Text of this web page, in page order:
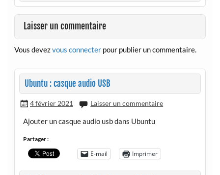
Laisser un commentaire
Vous devezvous connecterpour publier un commentaire.
Ubuntu : casque audio USB
4 février 2021 Laisser un commentaire
Ajouter un casque audio usb dans Ubuntu
Partager :
E-mail Imprimer